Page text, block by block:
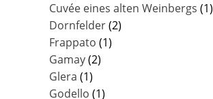
Cuvée eines alten Weinbergs (1)
Dornfelder(2)
Frappato (1)
Gamay(2)
Glera (1)
Godello (1)